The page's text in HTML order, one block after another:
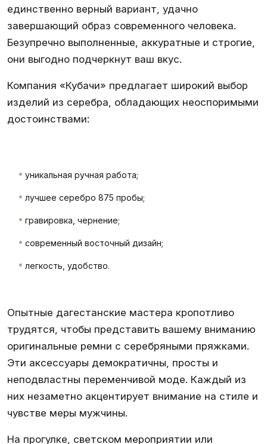
единственно верный вариант, удачно
завершающий образ современного человека.
Безупречно выполненные, аккуратные и строгие,
они выгодно подчеркнут ваш вкус.
Компания «Кубачи» предлагает широкий выбор
изделий из серебра, обладающих неоспоримыми
достоинствами:
уникальная ручная работа;
лучшее серебро 875 пробы;
гравировка, чернение;
современный восточный дизайн;
легкость, удобство.
Опытные дагестанские мастера кропотливо
трудятся, чтобы представить вашему вниманию
оригинальные ремни с серебряными пряжками.
Эти аксессуары демократичны, просты и
неподвластны переменчивой моде. Каждый из
них незаметно акцентирует внимание на стиле и
чувстве меры мужчины.
На прогулке, светском мероприятии или